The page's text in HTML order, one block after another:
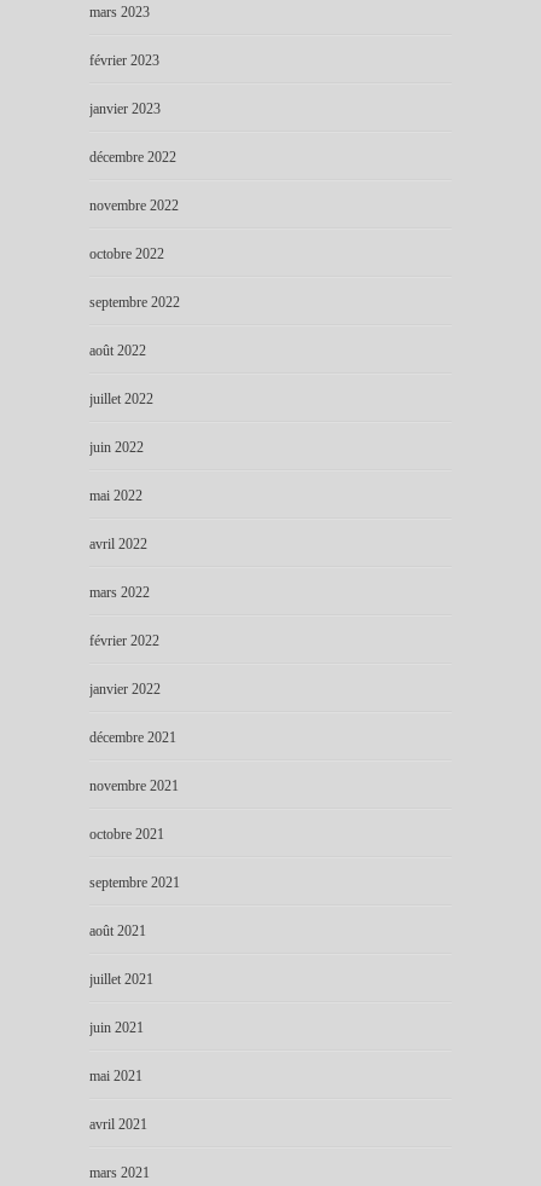
mars 2023
février 2023
janvier 2023
décembre 2022
novembre 2022
octobre 2022
septembre 2022
août 2022
juillet 2022
juin 2022
mai 2022
avril 2022
mars 2022
février 2022
janvier 2022
décembre 2021
novembre 2021
octobre 2021
septembre 2021
août 2021
juillet 2021
juin 2021
mai 2021
avril 2021
mars 2021